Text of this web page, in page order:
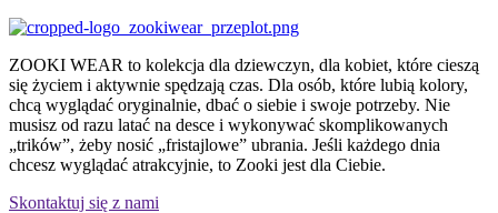
ZOOKI WEAR to kolekcja dla dziewczyn, dla kobiet, które cieszą
się życiem i aktywnie spędzają czas. Dla osób, które lubią kolory,
chcą wyglądać oryginalnie, dbać o siebie i swoje potrzeby. Nie
musisz od razu latać na desce i wykonywać skomplikowanych
„trików”, żeby nosić „fristajlowe” ubrania. Jeśli każdego dnia
chcesz wyglądać atrakcyjnie, to Zooki jest dla Ciebie.
Skontaktuj się z nami